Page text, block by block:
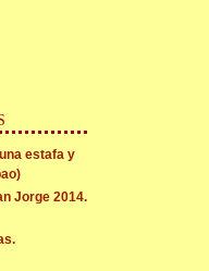
estafa y
Jorge 2014.